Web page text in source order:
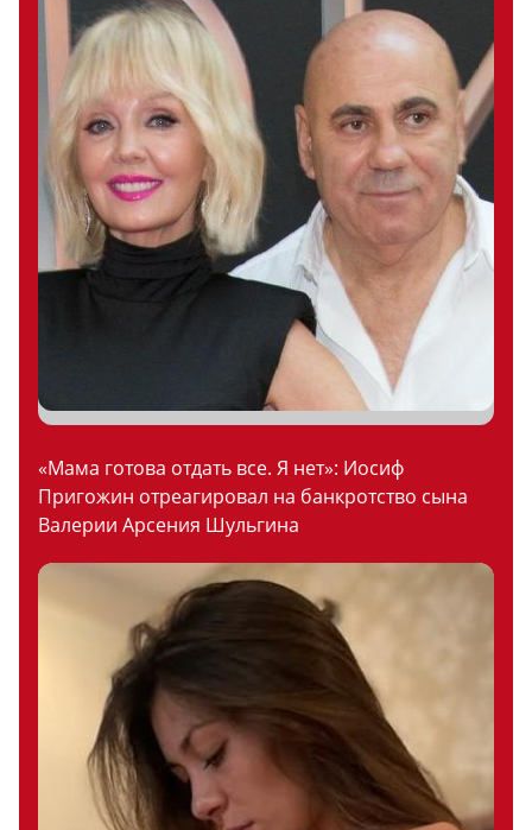
«Мама готова отдать все. Я нет»: Иосиф
Пригожин отреагировал на банкротство сына
Валерии Арсения Шульгина